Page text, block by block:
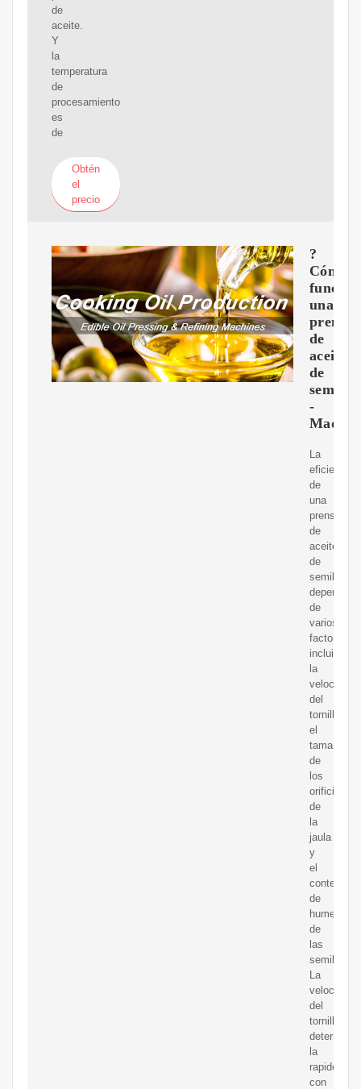
de
aceite.
Y
la
temperatura
de
procesamiento
es
de
Obtén
el
precio
?
Cómo
una
prensa
de
aceite
de
-
La
eficiencia
de
una
prensa
de
aceite
de
semillas
depende
de
varios
factores,
incluida
la
velocidad
del
tornillo,
el
tamaño
de
los
orificios
de
la
jaula
y
el
contenido
de
humedad
de
las
semillas.
La
velocidad
del
tornillo
determina
la
rapidez
con